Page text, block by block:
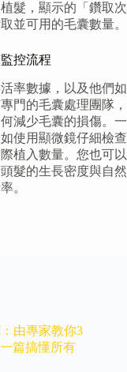
髮，顯示的「鑽取次
並可用的毛囊數量。
控流程
率數據，以及他們如
門的毛囊處理團隊，
減少毛囊的損傷。一
使用顯微鏡仔細檢查
植入數量。您也可以
髮的生長密度與自然
。
由專家教你3
篇搞懂所有